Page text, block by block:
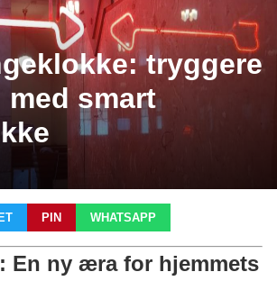
tryggere
smart
PIN WHATSAPP
En ny æra for hjemmets